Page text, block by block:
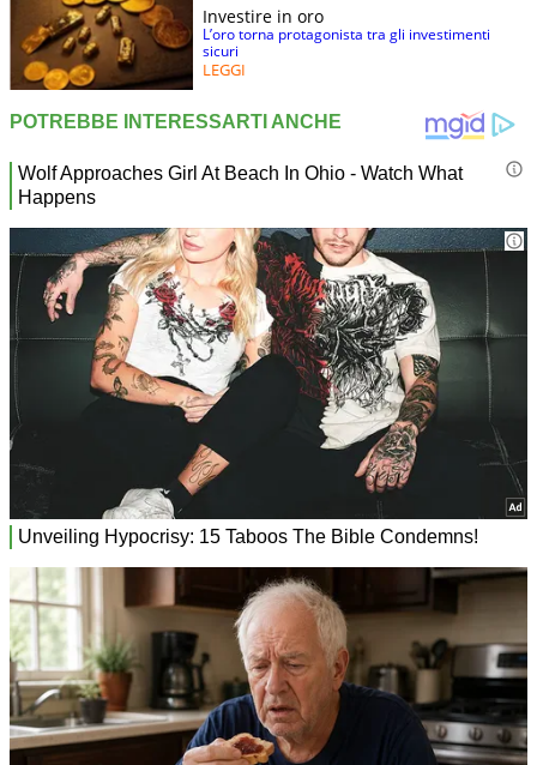
Investire in oro
L’oro torna protagonista tra gli investimenti
sicuri
LEGGI